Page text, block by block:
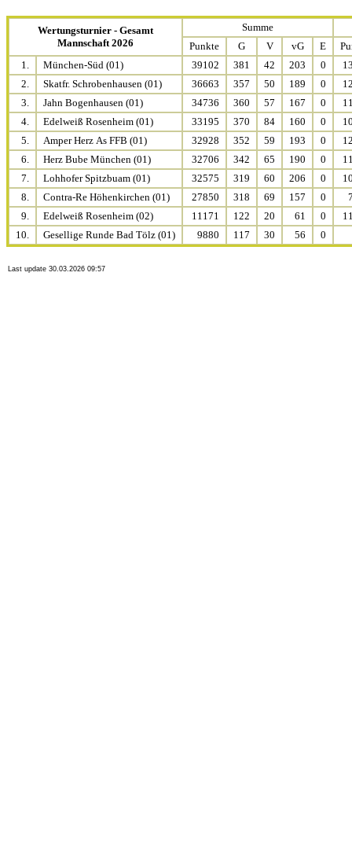
Wertungsturnier - Gesamt
Mannschaft 2026
Summe
Punkte
G V vG E
1.
München-Süd (01) 39102 381 42 203 0
2.
Skatfr. Schrobenhausen (01) 36663 357 50 189 0
3.
Jahn Bogenhausen (01) 34736 360 57 167 0
4.
Edelweiß Rosenheim (01) 33195 370 84 160 0
5.
Amper Herz As FFB (01) 32928 352 59 193 0
6.
Herz Bube München (01) 32706 342 65 190 0
7.
Lohhofer Spitzbuam (01) 32575 319 60 206 0
8.
Contra-Re Höhenkirchen (01) 27850 318 69 157 0
9.
Edelweiß Rosenheim (02) 11171 122 20 61 0
10.
Gesellige Runde Bad Tölz (01) 9880 117 30 56 0
Last update 30.03.2026 09:57